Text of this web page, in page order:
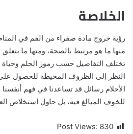
الخلاصة
رؤية خروج مادة صفراء من الفم في
منها ما هو مرتبط بالصحة، ومنها ما يتعلق
تختلف التفاصيل حسب رموز الحلم وحياة
النظر إلى الظروف المحيطة للحصول على
الأحلام رسائل قد تساعدنا في فهم
للخوف المبالغ فيه، بل حاول استخلاص
Post Views: 830